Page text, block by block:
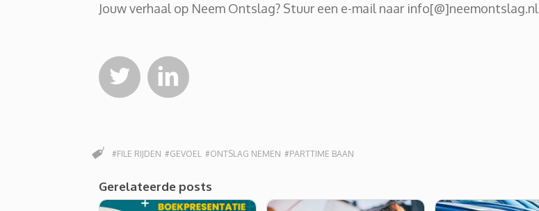
Jouw verhaal op Neem Ontslag? Stuur een e-mail naar info[@]neemontslag.nl
 
#FILE RIJDEN #GEVOEL #ONTSLAG NEMEN #PARTTIME BAAN
Gerelateerde posts